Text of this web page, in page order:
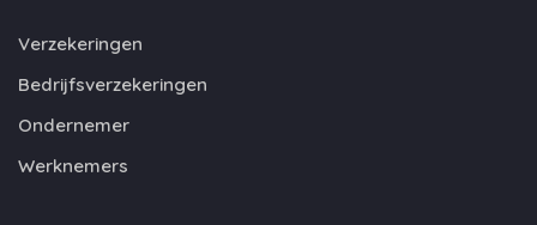
Verzekeringen
Bedrijfsverzekeringen
Ondernemer
Werknemers